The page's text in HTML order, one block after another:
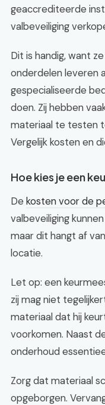
geaccrediteerde
valbeveiliging
Dit is handig, want
onderdelen leveren
gespecialiseerde
doen. Zij hebben
materiaal te testen
Vergelijk kosten en
Hoe kies je een
De kosten voor de
valbeveiliging
maar dit hangt af
locatie.
Let op: een
zij mag niet
materiaal dat hij
voorkomen. Naast
onderhoud
Zorg dat materiaal
opgeborgen.